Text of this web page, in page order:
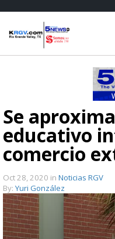
Se
educativo
comercio
Oct 28, 2020 in Noticias RGV
By: Yuri González